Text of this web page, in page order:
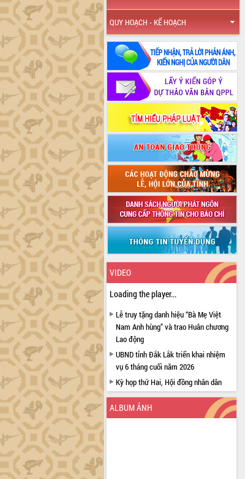
QUY HOẠCH - KẾ HOẠCH
VIDEO
Loading the player...
Lễ truy tặng danh hiệu “Bà Mẹ Việt
Nam Anh hùng” và trao Huân chương
Lao động
UBND tỉnh Đắk Lắk triển khai nhiệm
vụ 6 tháng cuối năm 2026
Kỳ họp thứ Hai, Hội đồng nhân dân
tỉnh khóa XI quyết nghị nhiều nội dung
quan trọng
Bí thư Tỉnh ủy Lương Nguyễn Minh
ALBUM ẢNH